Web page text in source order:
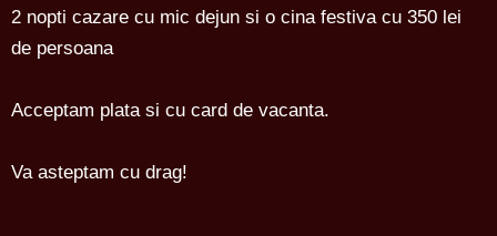
2 nopti cazare cu mic dejun si o cina festiva cu 350 lei
de persoana
Acceptam plata si cu card de vacanta.
Va asteptam cu drag!